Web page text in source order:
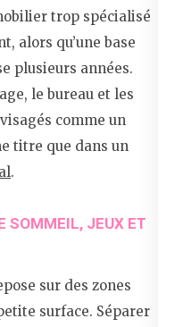
trop spécialisé
alors qu’une base
plusieurs années.
le bureau et les
comme un
titre que dans un
.
SOMMEIL, JEUX ET
sur des zones
surface. Séparer